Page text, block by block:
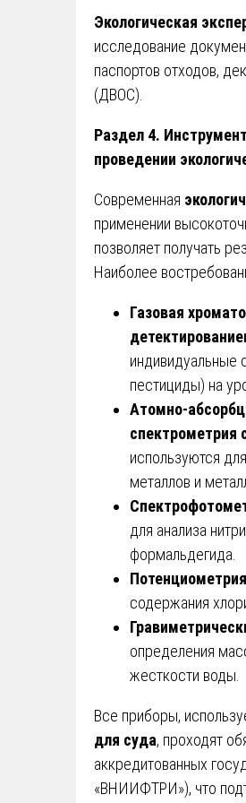
Экологическая
исследование
паспортов отходов,
(ДВОС).
Раздел 4.
проведении
Современная
применении
позволяет получать
Наиболее
Газовая
индивидуальные
пестициды) на
Атомно-
спектрометрия
используются
металлов и
для анализа
формальдегида.
содержания
определения
жесткости воды.
Все приборы,
для суда, проходят
аккредитованных
«ВНИИФТРИ»), что